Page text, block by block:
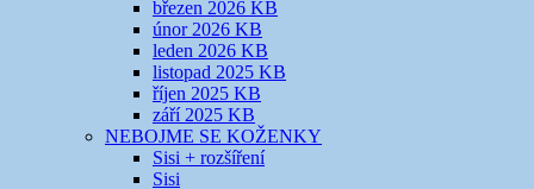
březen 2026 KB
únor 2026 KB
leden 2026 KB
listopad 2025 KB
říjen 2025 KB
září 2025 KB
NEBOJME SE KOŽENKY
Sisi + rozšíření
Sisi